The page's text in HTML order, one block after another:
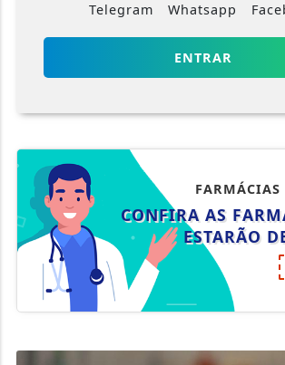
Telegram Whatsapp
ENTRAR
FARMÁCIAS
CONFIRA AS
ESTARÃO